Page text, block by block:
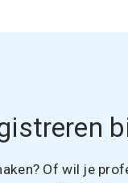
Of wil je